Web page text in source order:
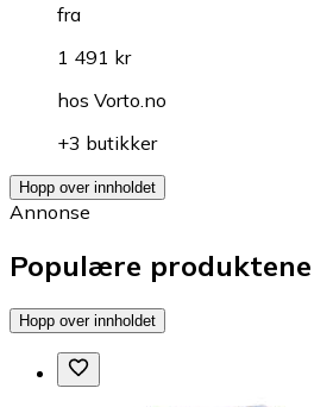
fra
1 491 kr
hos Vorto.no
+3 butikker
Hopp over innholdet
Annonse
Populære produktene
Hopp over innholdet